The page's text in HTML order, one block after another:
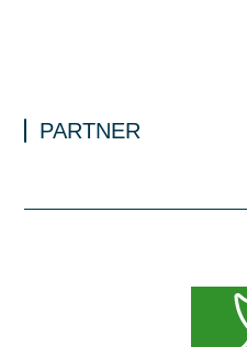
PARTNER